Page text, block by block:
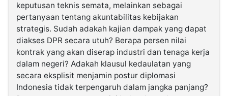
keputusan teknis semata, melainkan sebagai
pertanyaan tentang akuntabilitas kebijakan
strategis. Sudah adakah kajian dampak yang dapat
diakses DPR secara utuh? Berapa persen nilai
kontrak yang akan diserap industri dan tenaga kerja
dalam negeri? Adakah klausul kedaulatan yang
secara eksplisit menjamin postur diplomasi
Indonesia tidak terpengaruh dalam jangka panjang?